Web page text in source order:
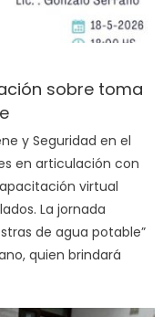
sobre toma
y Seguridad en el
en articulación con
virtual
La jornada
de agua potable”
quien brindará